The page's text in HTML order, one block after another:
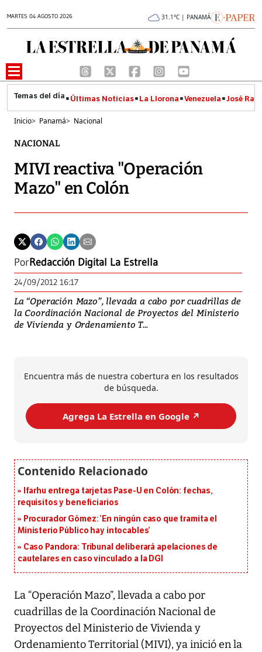
MARTES 04 AGOSTO 2026 31.1°C | PANAMÁ
Últimas Noticias La Llorona Venezuela José
Inicio> Panamá> Nacional
NACIONAL
MIVI reactiva "Operación
Mazo" en Colón
PorRedacción Digital La Estrella
24/09/2012 16:17
La “Operación Mazo”, llevada a cabo por cuadrillas de
la Coordinación Nacional de Proyectos del Ministerio
de Vivienda y Ordenamiento T...
Encuentra más de nuestra cobertura en los resultados
de búsqueda.
Agrega La Estrella en Google ↗️
Ifarhu entrega tarjetas Pase-U en Colón: fechas,
requisitos y beneficiarios
Procurador Gómez: ‘En ningún caso que tramita el
Ministerio Público hay intocables’
Caso Pandora: Tribunal deliberará apelaciones de
cautelares en caso vinculado a la DGI
La “Operación Mazo”, llevada a cabo por
cuadrillas de la Coordinación Nacional de
Proyectos del Ministerio de Vivienda y
Ordenamiento Territorial (MIVI), ya inició en la